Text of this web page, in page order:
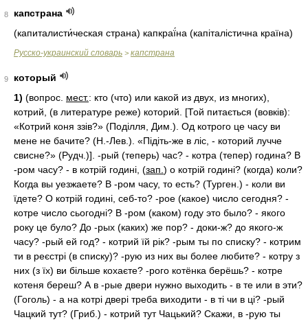
8
капстрана
(капиталисти́ческая страна) капкраї́на (капіталістична країна)
Русско-украинский словарь > капстрана
9
который
1) (вопрос. мест.: кто (что) или какой из двух, из многих),
котрий, (в литературе реже) которий. [Той питається (вовків):
«Котрий коня ззів?» (Поділля, Дим.). Од котрого це часу ви
мене не бачите? (Н.-Лев.). «Підіть-же в ліс, - которий лучче
свисне?» (Рудч.)]. -рый (теперь) час? - котра (тепер) година? В
-ром часу? - в котрій годині, (зап. ) о котрій годині? (когда) коли?
Когда вы уезжаете? В -ром часу, то есть? (Турген.) - коли ви
їдете? О котрій годині, себ-то? -рое (какое) число сегодня? -
котре число сьогодні? В -ром (каком) году это было? - якого
року це було? До -рых (каких) же пор? - доки-ж? до якого-ж
часу? -рый ей год? - котрий їй рік? -рым ты по списку? - котрим
ти в реєстрі (в списку)? -рую из них вы более любите? - котру з
них (з їх) ви більше кохаєте? -рого котёнка берёшь? - котре
котеня береш? А в -рые двери нужно выходить - в те или в эти?
(Гоголь) - а на котрі двері треба виходити - в ті чи в ці? -рый
Чацкий тут? (Гриб.) - котрий тут Чацький? Скажи, в -рую ты